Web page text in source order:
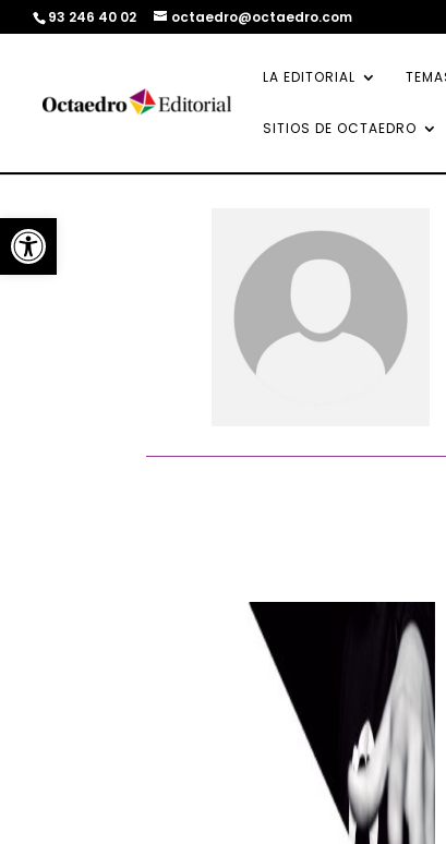
Abrir barra de herramientas
93 246 40 02 octaedro@octaedro.com
LA EDITORIAL
SITIOS DE OCTAEDRO